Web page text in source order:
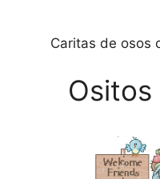
Caritas de osos
Ositos